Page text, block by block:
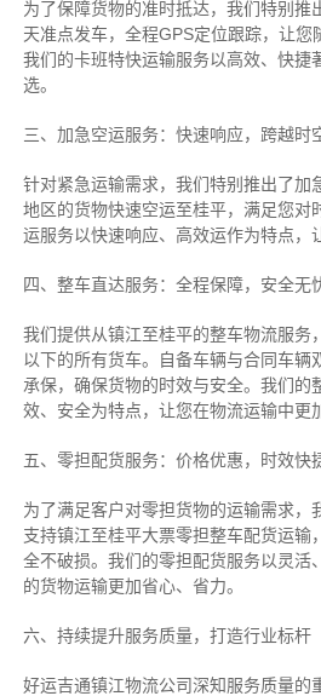
为了保障货物的准时抵达，我们特别推
天准点发车，全程GPS定位跟踪，让您
我们的卡班特快运输服务以高效、快捷
选。
三、加急空运服务：快速响应，跨越时
针对紧急运输需求，我们特别推出了加
地区的货物快速空运至桂平，满足您对
运服务以快速响应、高效运作为特点，
四、整车直达服务：全程保障，安全无
我们提供从镇江至桂平的整车物流服务
以下的所有货车。自备车辆与合同车辆
承保，确保货物的时效与安全。我们的
效、安全为特点，让您在物流运输中更
五、零担配货服务：价格优惠，时效快
为了满足客户对零担货物的运输需求，
支持镇江至桂平大票零担整车配货运输
全不破损。我们的零担配货服务以灵活
的货物运输更加省心、省力。
六、持续提升服务质量，打造行业标杆
好运吉通镇江物流公司深知服务质量的